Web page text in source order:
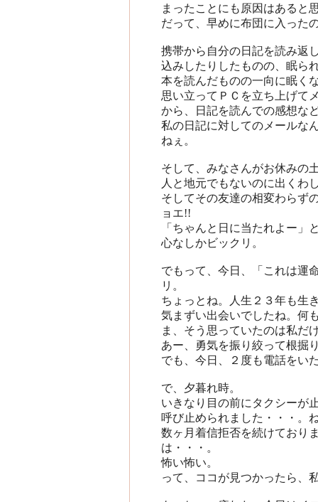
まったことにも原因はあると
だって、早めに布団に入った
携帯から自分の日記を読み返
込みしたりしたものの、眠ら
本を読んだものの一向に眠く
思い立ってＰＣを立ち上げて
から、日記を読んでの感想な
私の日記に対してのメールな
ねぇ。
そして、みなさんがお休みの
人と地元でもないのに出くわ
そしてその友達の相変わらず
ョエ!!
「ちゃんと日に当たれよー」
心なしかビックリ。
でもって、今日、「これは運
リ。
ちょっとね。人生２３年も生
気まずい出会いでしたね。何
ま、そう思っていたのは私
あー、勇気を振り絞って根掘
でも、今日、２度も電話をい
で、夕暮れ時。
いきなり目の前にタクシーが
呼び止められました・・・。
数ヶ月着信拒否を続けており
は・・・。
怖い怖い。
って、ココが見つかったら、